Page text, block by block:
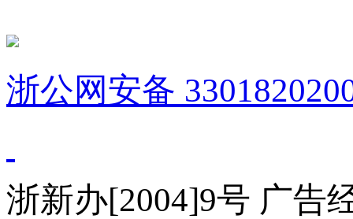
浙公网安备
浙新办[2004]9号 广告